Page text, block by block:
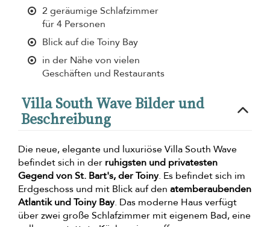
2 geräumige Schlafzimmer
für 4 Personen
Blick auf die Toiny Bay
in der Nähe von vielen
Geschäften und Restaurants
Villa South Wave Bilder und
Beschreibung
Die neue, elegante und luxuriöse Villa South Wave
befindet sich in der ruhigsten und privatesten
Gegend von St. Bart's, der Toiny. Es befindet sich im
Erdgeschoss und mit Blick auf den atemberaubenden
Atlantik und Toiny Bay. Das moderne Haus verfügt
über zwei große Schlafzimmer mit eigenem Bad, eine